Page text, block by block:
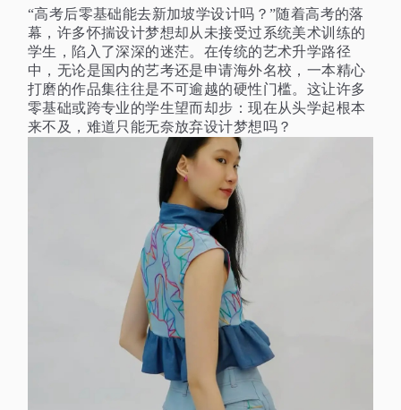
“高考后零基础能去新加坡学设计吗？”随着高考的落
幕，许多怀揣设计梦想却从未接受过系统美术训练的
学生，陷入了深深的迷茫。在传统的艺术升学路径
中，无论是国内的艺考还是申请海外名校，一本精心
打磨的作品集往往是不可逾越的硬性门槛。这让许多
零基础或跨专业的学生望而却步：现在从头学起根本
来不及，难道只能无奈放弃设计梦想吗？